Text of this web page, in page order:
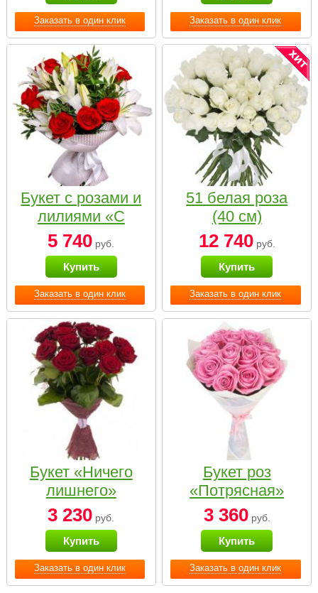
Заказать в один клик Заказать в один клик
Заказать в один клик
Букет с розами и
лилиями «С
наилучшими
пожеланиями»
5 740 руб.
Купить
Заказать в один клик
51 белая роза
(40 см)
12 740руб.
Купить
Заказать в один клик
Букет «Ничего
лишнего»
3 230 руб.
Купить
Заказать в один клик
Букет роз
«Потрясная»
3 360руб.
Купить